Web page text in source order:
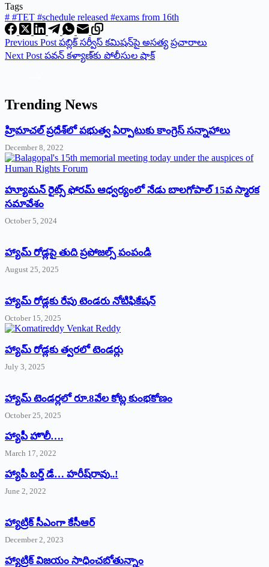
Tags
# #TET #schedule released #exams from 16th
Previous Post పబ్లిక్‌ ‌సర్వీస్‌ ‌కమిషన్‌పై అసత్య ప్రచారాలు
Next Post పవన్‌ ‌కళ్యాణ్‌కు పోలీసుల షాక్‌
Trending News
‌హ్రిమాచల్‌ ‌ప్రదేశ్‌లో పభుత్వ ఏర్పాటుకు కాంగ్రెస్‌ ‌సన్నాహాలు
December 8, 2022
హ్యూమన్‌ రైట్స్‌ ఫోరమ్‌ ఆధ్వర్యంలో నేడు బాలగోపాల్‌ 15వ స్మారక
సమావేశం
October 5, 2024
హ్యామ్‌ రోడ్లపై తుది ప్రపోజల్స్‌ పంపండి
August 25, 2025
హ్యామ్‌ రోడ్లకు రేపు టెండరు నోటిఫికేషన్‌
October 15, 2025
హ్యామ్‌ రోడ్లకు త్వరలో టెండర్లు
July 3, 2025
హ్యామ్‌ ‌టెండర్లలో రూ.8వేల కోట్ల కుంభకోణం
October 25, 2025
హ్యాపీ హొలీ….
March 17, 2022
హ్యాపీ బర్త్ ‌డే… హరీష్‌రావు..!
June 2, 2022
హ్యాట్రిక్‌ ‌సీఎంగా కేసీఆర్‌
December 2, 2023
హ్యాట్రిక్‌ విజయం సాధించబోతున్నాం